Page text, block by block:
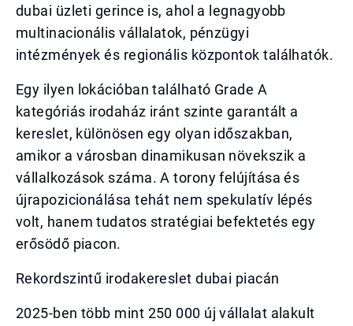
dubai üzleti gerince is, ahol a legnagyobb
multinacionális vállalatok, pénzügyi
intézmények és regionális központok találhatók.
Egy ilyen lokációban található Grade A
kategóriás irodaház iránt szinte garantált a
kereslet, különösen egy olyan időszakban,
amikor a városban dinamikusan növekszik a
vállalkozások száma. A torony felújítása és
újrapozicionálása tehát nem spekulatív lépés
volt, hanem tudatos stratégiai befektetés egy
erősödő piacon.
Rekordszintű irodakereslet dubai piacán
2025-ben több mint 250 000 új vállalat alakult